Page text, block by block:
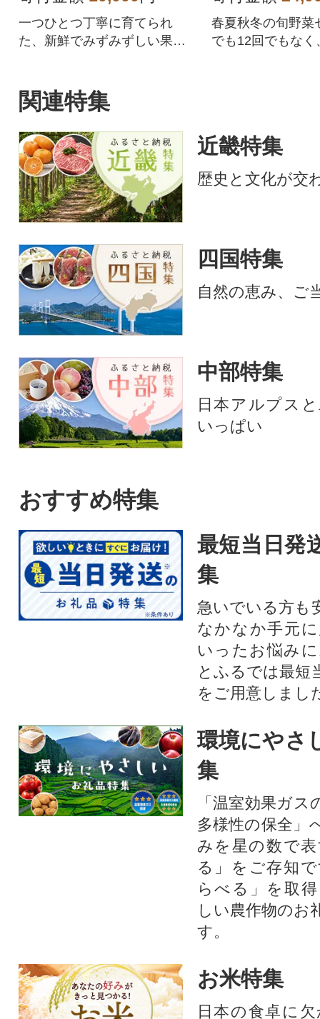
一つひとつ丁寧に育てられ
た、新鮮でみずみずしい果肉
春夏秋冬の旬野菜
でも12回でもなく
などを野菜詰め合
中心の生活に、ア
関連特集
近畿特集
歴史と文化が交
四国特集
自然の恵み、ご
中部特集
日本アルプス
いっぱい
おすすめ特集
最短当日発
集
急いでいる方も
なかなか手元
いったお悩み
とふるでは最短
をご用意しまし
環境にやさ
集
「温室効果ガ
多様性の保全」
みを星の数で
る」をご存知
らべる」を取
しい農作物のお
す。​
お米特集
日本の食卓に